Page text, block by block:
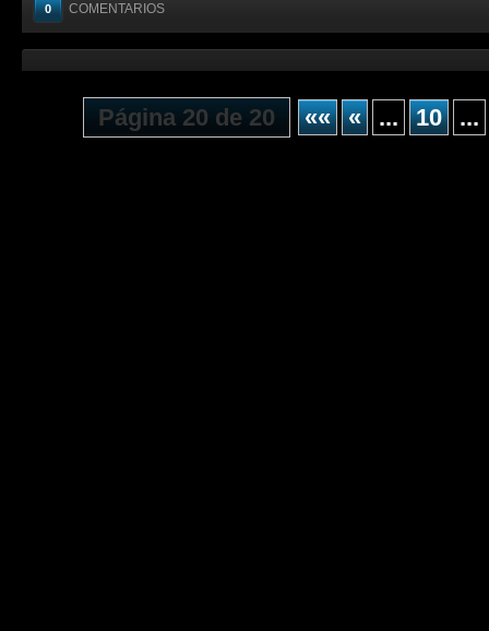
0 COMENTARIOS
Página 20 de 20 «« « ... 10 ...